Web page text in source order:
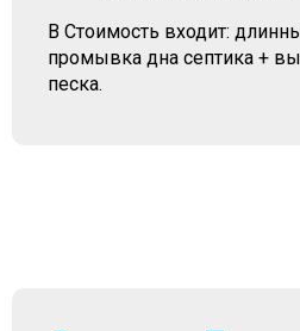
В Стоимость входит:
промывка дна септика +
песка.